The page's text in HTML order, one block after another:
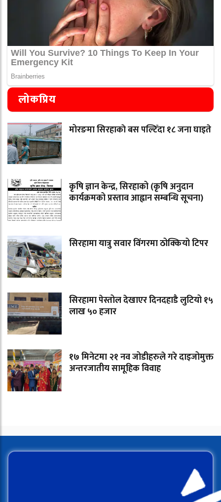
लोकप्रिय
मोरङमा सिरहाकाे बस पल्टिँदा १८ जना घाइते
कृषि ज्ञान केन्द्र, सिरहाको (कृषि अनुदान
कार्यक्रमको प्रस्ताव आह्वान सम्बन्धि सूचना)
सिरहामा यात्रु सवार विंगरमा ठोक्कियो टिपर
सिरहामा पेस्तोल देखाएर दिनदहाडै लुटियो १५
लाख ५० हजार
१७ मिनेटमा २१ नव जोडीहरुले गरे दाइजोमुक्त
अन्तरजातीय सामूहिक विवाह